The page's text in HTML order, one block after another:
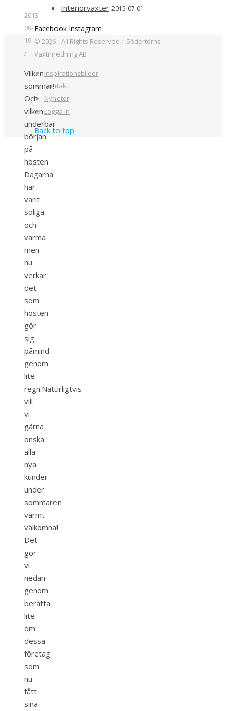
2013-
09-
19
/
Vilken
sommar!
Och
vilken
underbar
början
på
hösten
Dagarna
har
varit
soliga
och
varma
men
nu
verkar
det
som
hösten
gör
sig
påmind
genom
lite
regn.Naturligtvis
vill
vi
gärna
önska
alla
nya
kunder
under
sommaren
varmt
välkomna!
Det
gör
vi
nedan
genom
berätta
lite
om
dessa
företag
som
nu
fått
sina
Interiörväxter 2015-07-01
Facebook Instagram
© 2026 - All Rights Reserved | Södertörns
Växtinredning AB
Inspirationsbilder
Kontakt
Nyheter
Logga in
Back to top